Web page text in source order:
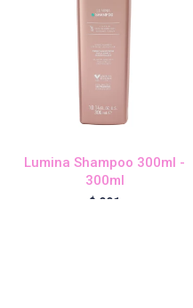
Lumina Shampoo 300ml -
300ml
$ 991